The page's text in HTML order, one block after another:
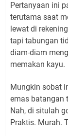
Pertanyaan ini
terutama saat
lewat di
tapi tabungan
diam-diam
memakan kayu.
Mungkin sobat
emas batangan
Nah, di situlah
Praktis. Murah.